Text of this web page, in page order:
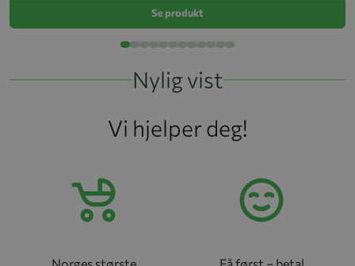
Se produkt
Nylig vist
Vi hjelper deg!